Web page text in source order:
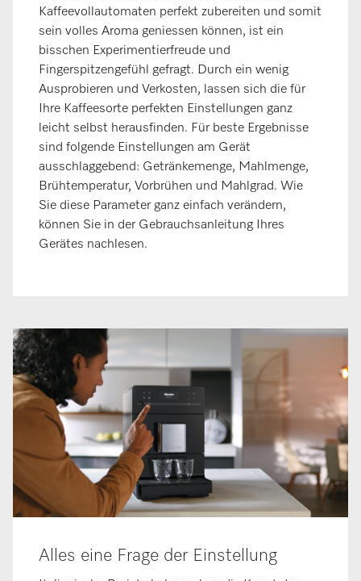
Kaffeevollautomaten perfekt zubereiten und somit
sein volles Aroma geniessen können, ist ein
bisschen Experimentierfreude und
Fingerspitzengefühl gefragt. Durch ein wenig
Ausprobieren und Verkosten, lassen sich die für
Ihre Kaffeesorte perfekten Einstellungen ganz
leicht selbst herausfinden. Für beste Ergebnisse
sind folgende Einstellungen am Gerät
ausschlaggebend: Getränkemenge, Mahlmenge,
Brühtemperatur, Vorbrühen und Mahlgrad. Wie
Sie diese Parameter ganz einfach verändern,
können Sie in der Gebrauchsanleitung Ihres
Gerätes nachlesen.
Alles eine Frage der Einstellung